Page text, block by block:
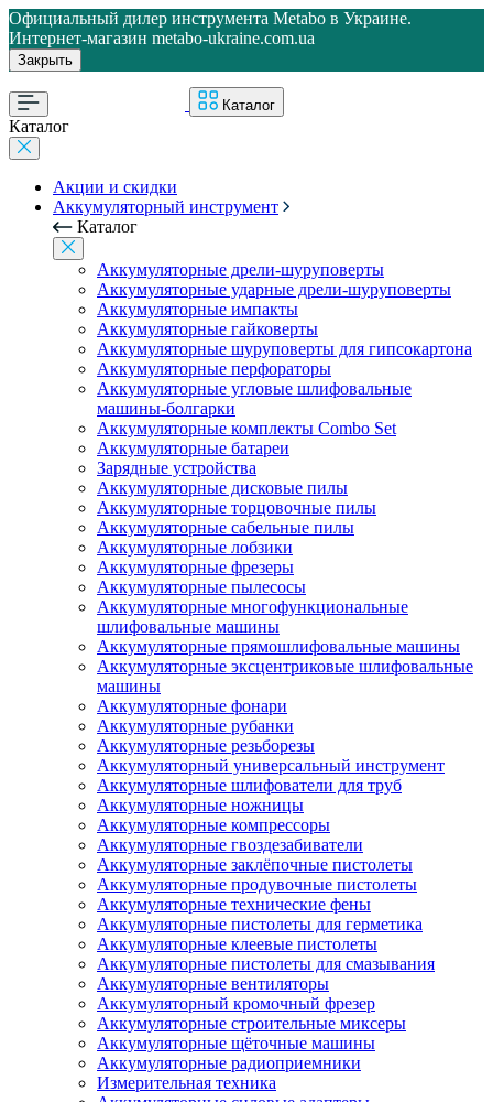
Официальный дилер инструмента Metabo в Украине.
Интернет-магазин metabo-ukraine.com.ua
Закрыть
Каталог
Каталог
Акции и скидки
Аккумуляторный инструмент
Каталог
Аккумуляторные дрели-шуруповерты
Аккумуляторные ударные дрели-шуруповерты
Аккумуляторные импакты
Аккумуляторные гайковерты
Аккумуляторные шуруповерты для гипсокартона
Аккумуляторные перфораторы
Аккумуляторные угловые шлифовальные
машины-болгарки
Аккумуляторные комплекты Combo Set
Аккумуляторные батареи
Зарядные устройства
Аккумуляторные дисковые пилы
Аккумуляторные торцовочные пилы
Аккумуляторные сабельные пилы
Аккумуляторные лобзики
Аккумуляторные фрезеры
Аккумуляторные пылесосы
Аккумуляторные многофункциональные
шлифовальные машины
Аккумуляторные прямошлифовальные машины
Аккумуляторные эксцентриковые шлифовальные
машины
Аккумуляторные фонари
Аккумуляторные рубанки
Аккумуляторные резьборезы
Аккумуляторный универсальный инструмент
Аккумуляторные шлифователи для труб
Аккумуляторные ножницы
Аккумуляторные компрессоры
Аккумуляторные гвоздезабиватели
Аккумуляторные заклёпочные пистолеты
Аккумуляторные продувочные пистолеты
Аккумуляторные технические фены
Аккумуляторные пистолеты для герметика
Аккумуляторные клеевые пистолеты
Аккумуляторные пистолеты для смазывания
Аккумуляторные вентиляторы
Аккумуляторный кромочный фрезер
Аккумуляторные строительные миксеры
Аккумуляторные щёточные машины
Аккумуляторные радиоприемники
Измерительная техника